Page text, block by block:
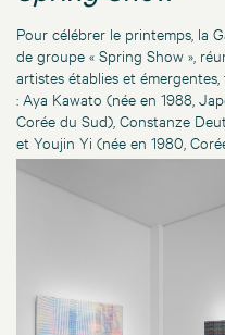
Pour célébrer le printemps, la
de groupe « Spring Show »,
artistes établies et
: Aya Kawato (née en 1988,
Corée du Sud), Constanze
et Youjin Yi (née en 1980,